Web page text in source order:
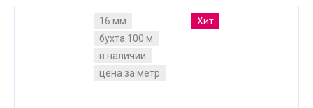
16 мм
бухта 100 м
в наличии
цена за метр
Хит